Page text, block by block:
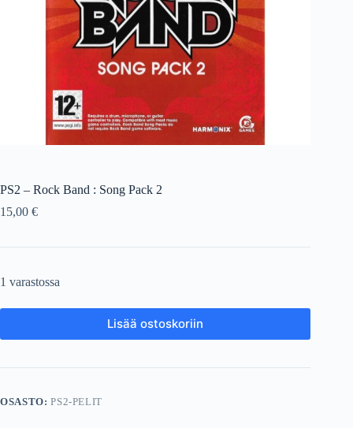
PS2 – Rock Band : Song Pack 2
15,00 €
1 varastossa
Lisää ostoskoriin
OSASTO:PS2-PELIT